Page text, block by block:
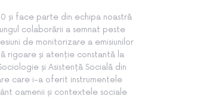
și face parte din echipa noastră
colaborării a semnat peste
de monitorizare a emisiunilor
rigoare și atenție constantă la
și Asistență Socială din
care i-a oferit instrumentele
oamenii și contextele sociale